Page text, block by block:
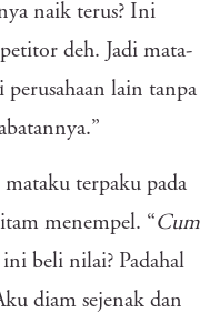
naik terus? Ini
deh. Jadi mata-
lain tanpa
mataku terpaku pada
menempel. “Cum
beli nilai? Padahal
diam sejenak dan